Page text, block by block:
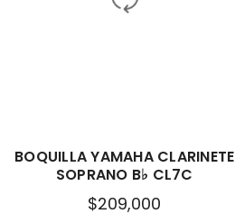
BOQUILLA YAMAHA CLARINETE
SOPRANO B♭ CL7C
$209,000